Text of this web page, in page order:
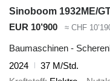
Sinoboom 1932ME/
EUR 10’900
≈ CHF
Baumaschinen -
2024
37 M/Std.